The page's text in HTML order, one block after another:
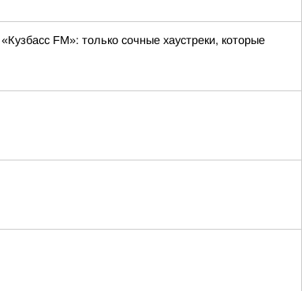
FM»: только сочные хаустреки, которые